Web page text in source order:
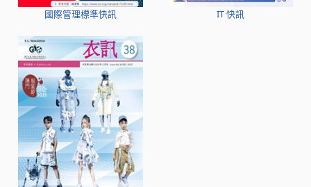
國際管理標準快訊 IT 快訊